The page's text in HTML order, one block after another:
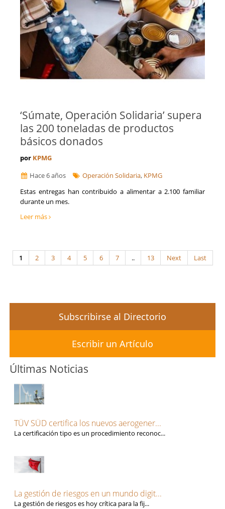
‘Súmate, Operación Solidaria’ supera
las 200 toneladas de productos
básicos donados
por KPMG
Hace 6 años
Operación Solidaria, KPMG
Estas entregas han contribuido a alimentar a 2.100 familiar
durante un mes.
Leer más
1 2 3 4 5 6 7 .. 13 Next Last
Subscribirse al Directorio
Escribir un Artículo
Últimas Noticias
TÜV SÜD certifica los nuevos aerogener...
La certificación tipo es un procedimiento reconoc...
La gestión de riesgos en un mundo digit...
La gestión de riesgos es hoy crítica para la fij...